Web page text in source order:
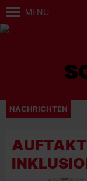
MENÜ
NACHRICHTEN